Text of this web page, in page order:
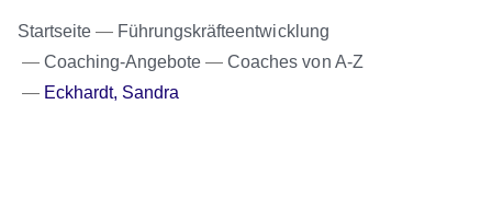
Startseite
Führungskräfteentwicklung
Coaching-Angebote
Coaches von A-Z
Eckhardt, Sandra